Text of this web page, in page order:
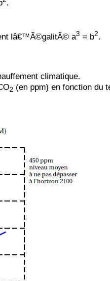
.
lâ€™Ã©galitÃ© a3 = b2.
climatique.
2 (en ppm) en fonction du